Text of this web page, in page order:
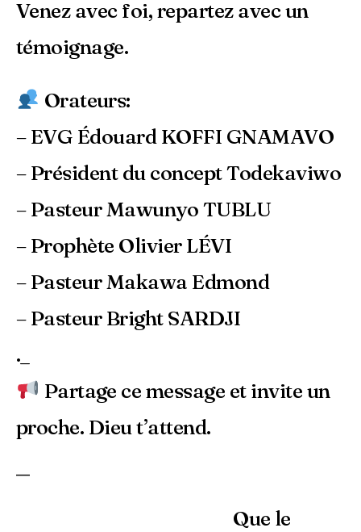
Venez avec foi, repartez avec un
témoignage.
Orateurs:
– EVG Édouard KOFFI GNAMAVO
– Président du concept Todekaviwo
– Pasteur Mawunyo TUBLU
– Prophète Olivier LÉVI
– Pasteur Makawa Edmond
– Pasteur Bright SARDJI
._
Partage ce message et invite un
proche. Dieu t’attend.
—
Que le